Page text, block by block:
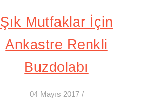
Şık Mutfaklar İçin
Ankastre Renkli
Buzdolabı
04 Mayıs 2017 /